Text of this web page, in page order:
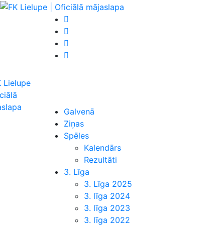
Galvenā
Ziņas
Spēles
Kalendārs
Rezultāti
3. Līga
3. Līga 2025
3. līga 2024
3. līga 2023
3. līga 2022